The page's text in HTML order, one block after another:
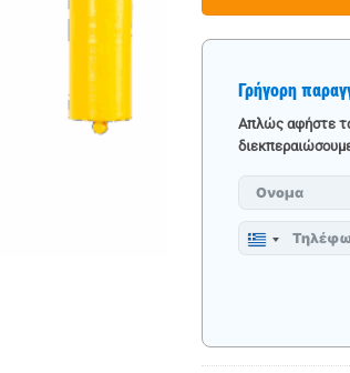
Γρήγορη
Απλώς αφήστε
Greece